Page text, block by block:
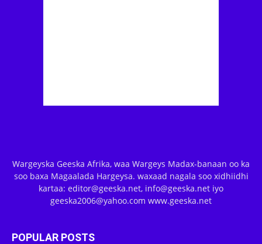
Wargeyska Geeska Afrika, waa Wargeys Madax-banaan oo ka
soo baxa Magaalada Hargeysa. waxaad nagala soo xidhiidhi
kartaa: editor@geeska.net, info@geeska.net iyo
geeska2006@yahoo.com www.geeska.net
POPULAR POSTS